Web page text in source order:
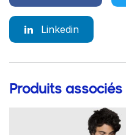
Linkedin
Produits associés
Go to product page